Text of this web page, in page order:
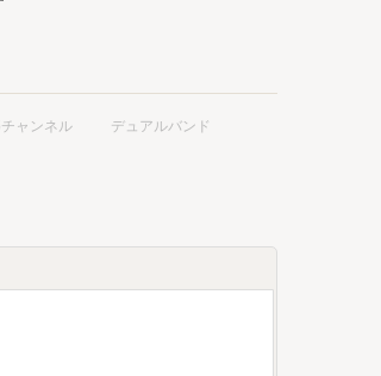
ャンネル
デュアルバンド